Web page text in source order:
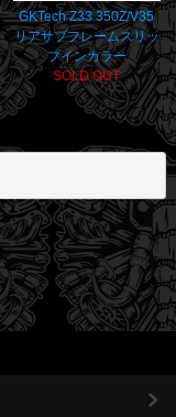
GKTech Z33 350Z/V35
リアサブフレームスリッ
プインカラー
SOLD OUT